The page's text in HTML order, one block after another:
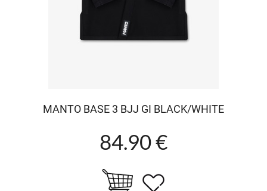
MANTO BASE 3 BJJ GI BLACK/WHITE
84.90 €